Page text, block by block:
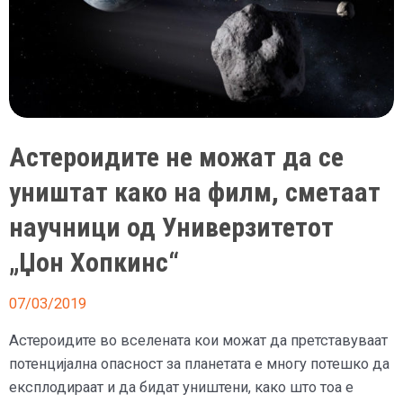
Астероидите не можат да се
уништат како на филм, сметаат
научници од Универзитетот
„Џон Хопкинс“
07/03/2019
Астероидите во вселената кои можат да претставуваат
потенцијална опасност за планетата е многу потешко да
експлодираат и да бидат уништени, како што тоа е